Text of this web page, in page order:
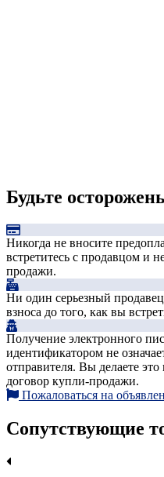
Будьте
Никогда не вносите
встретитесь с продавцом и
продажи.
Ни один серьезный
взноса до того, как вы
Получение электронного
идентификатором не
отправителя. Вы делаете
договор купли-продажи.
Пожаловаться на
Сопутствующие